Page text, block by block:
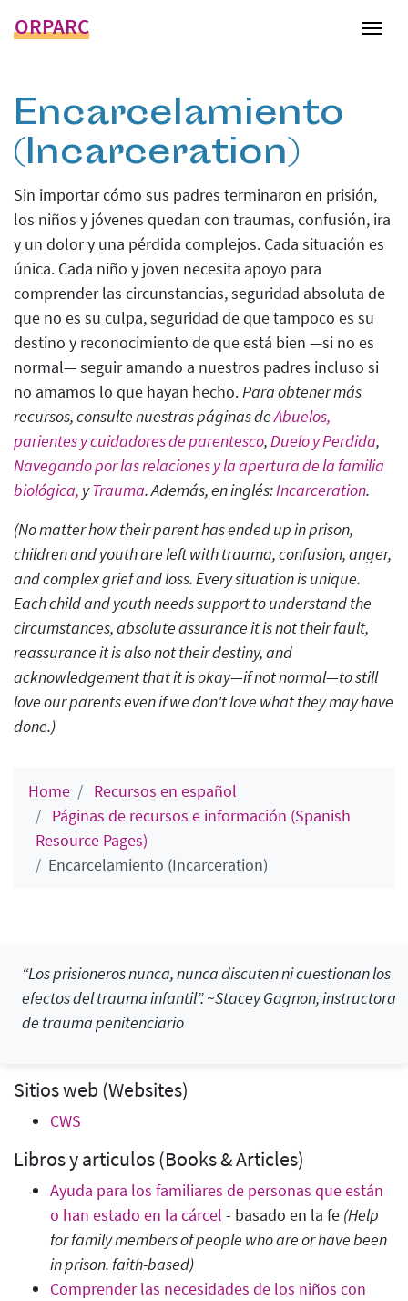
ORPARC
Encarcelamiento
(Incarceration)
Sin importar cómo sus padres terminaron en prisión,
los niños y jóvenes quedan con traumas, confusión, ira
y un dolor y una pérdida complejos. Cada situación es
única. Cada niño y joven necesita apoyo para
comprender las circunstancias, seguridad absoluta de
que no es su culpa, seguridad de que tampoco es su
destino y reconocimiento de que está bien —si no es
normal— seguir amando a nuestros padres incluso si
no amamos lo que hayan hecho.Para obtener más
recursos, consulte nuestras páginas deAbuelos,
parientes y cuidadores de parentesco,Duelo y Perdida,
Navegando por las relaciones y la apertura de la familia
biológica, yTrauma.Además, en inglés:Incarceration.
(No matter how their parent has ended up in prison,
children and youth are left with trauma, confusion, anger,
and complex grief and loss. Every situation is unique.
Each child and youth needs support to understand the
circumstances, absolute assurance it is not their fault,
reassurance it is also nottheirdestiny, and
acknowledgement that it is okay—if not normal—to still
love our parents even if we don't love what they may have
done.)
Home
Recursos en español
Páginas de recursos e información (Spanish
Resource Pages)
Encarcelamiento (Incarceration)
“Los prisioneros nunca, nunca discuten ni cuestionan los
efectos del trauma infantil”. ~Stacey Gagnon, instructora
de trauma penitenciario
Sitios web (Websites)
CWS
Libros y articulos (Books & Articles)
Ayuda para los familiares de personas que están
o han estado en la cárcel - basado en la fe (Help
for family members of people who are or have been
in prison. faith-based)
Comprender las necesidades de los niños con